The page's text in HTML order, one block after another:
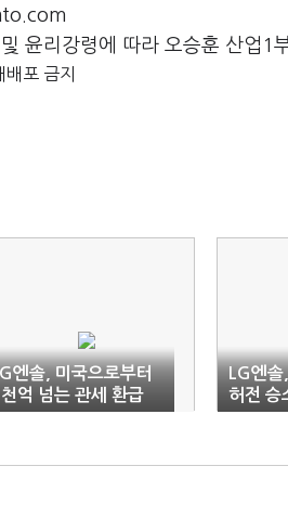
윤리강령에 따라 오승훈 산업1
포 금지
엔솔, 미국으로부터
억 넘는 관세 환급
차 착수
LG엔솔
허전 승
리 ‘특